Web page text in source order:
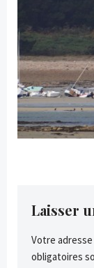
Laisser
Votre
obligatoires